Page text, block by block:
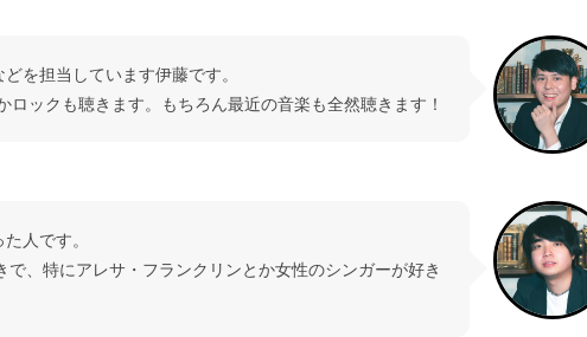
を担当しています伊藤です。
ックも聴きます。もちろん最近の音楽も全然聴きます！
人です。
、特にアレサ・フランクリンとか女性のシンガーが好き